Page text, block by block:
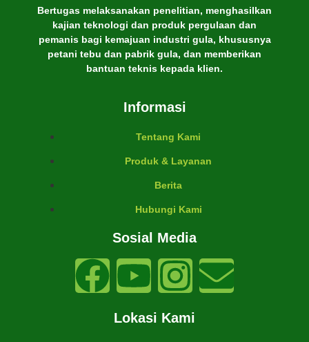
Bertugas melaksanakan penelitian, menghasilkan
kajian teknologi dan produk pergulaan dan
pemanis bagi kemajuan industri gula, khususnya
petani tebu dan pabrik gula, dan memberikan
bantuan teknis kepada klien.
Informasi
Tentang Kami
Produk & Layanan
Berita
Hubungi Kami
Sosial Media
Lokasi Kami